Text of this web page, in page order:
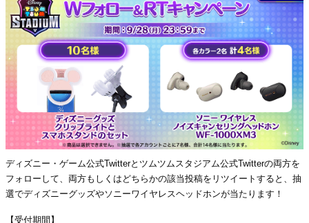
ディズニー・ゲーム公式Twitterとツムツムスタジアム公式Twitterの両方を
フォローして、両方もしくはどちらかの該当投稿をリツイートすると、抽
選でディズニーグッズやソニーワイヤレスヘッドホンが当たります！
【受付期間】